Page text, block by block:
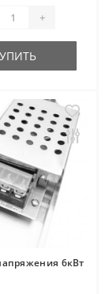
+
6кВт